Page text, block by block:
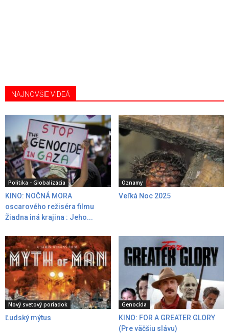
NAJNOVŠIE VIDEÁ
Politika - Globalizácia
KINO: NOČNÁ MORA
oscarového režiséra filmu
Žiadna iná krajina : Jeho...
Oznamy
Veľká Noc 2025
Nový svetový poriadok
Ľudský mýtus
Genocída
KINO: FOR A GREATER GLORY
(Pre väčšiu slávu)